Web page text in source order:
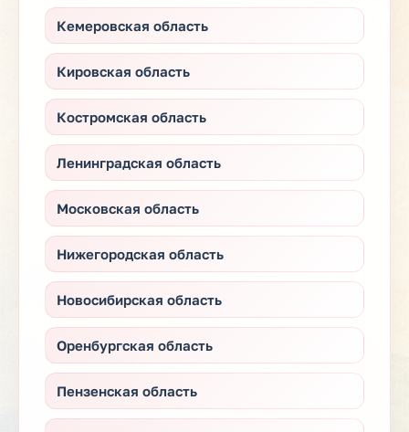
Кемеровская область
Кировская область
Костромская область
Ленинградская область
Московская область
Нижегородская область
Новосибирская область
Оренбургская область
Пензенская область